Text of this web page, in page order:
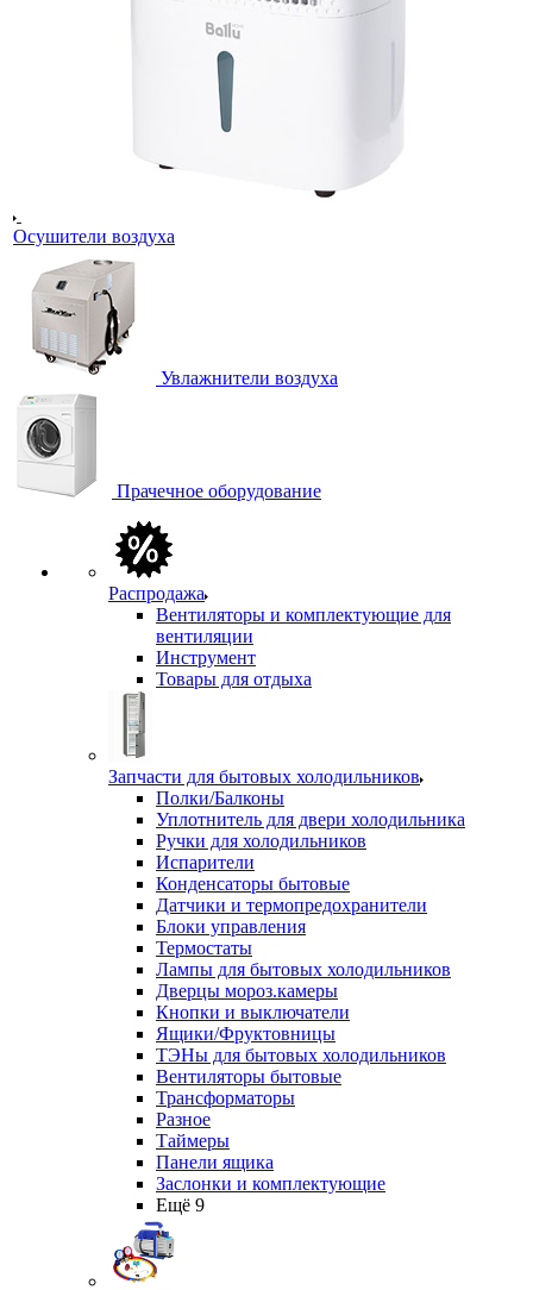
Осушители воздуха
Увлажнители воздуха
Прачечное оборудование
Распродажа
Вентиляторы и комплектующие для
вентиляции
Инструмент
Товары для отдыха
Запчасти для бытовых холодильников
Полки/Балконы
Уплотнитель для двери холодильника
Ручки для холодильников
Испарители
Конденсаторы бытовые
Датчики и термопредохранители
Блоки управления
Термостаты
Лампы для бытовых холодильников
Дверцы мороз.камеры
Кнопки и выключатели
Ящики/Фруктовницы
ТЭНы для бытовых холодильников
Вентиляторы бытовые
Трансформаторы
Разное
Таймеры
Панели ящика
Заслонки и комплектующие
Ещё 9